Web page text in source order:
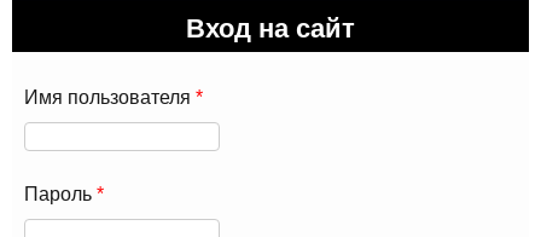
Вход на сайт
Имя пользователя *
Пароль *